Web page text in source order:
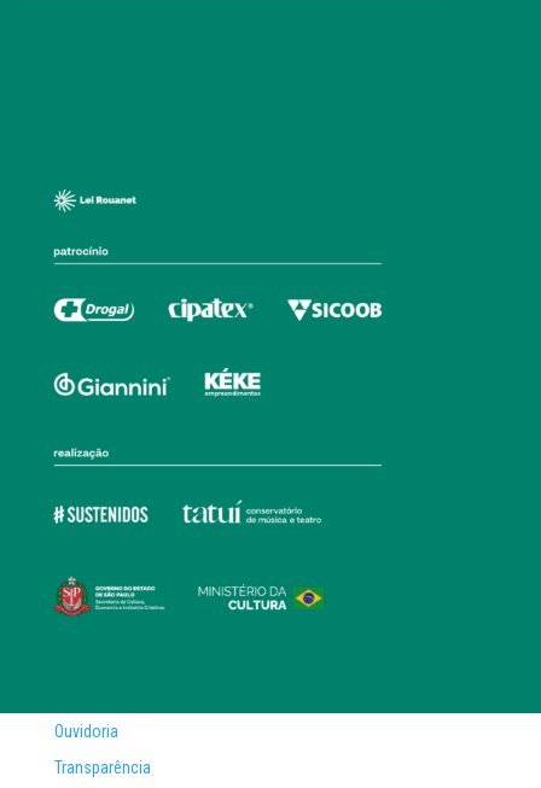
Ouvidoria
Transparência